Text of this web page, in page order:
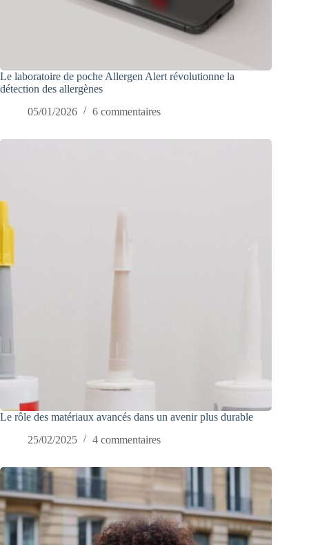
Le laboratoire de poche Allergen Alert révolutionne la
détection des allergènes
05/01/2026
6 commentaires
Le rôle des matériaux avancés dans un avenir plus durable
25/02/2025
4 commentaires